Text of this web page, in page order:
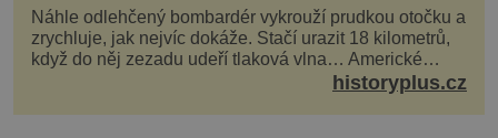
Náhle odlehčený bombardér vykrouží prudkou otočku a
zrychluje, jak nejvíc dokáže. Stačí urazit 18 kilometrů,
když do něj zezadu udeří tlaková vlna… Americké
rozhodnutí svrhnout ničivou jadernou bombu ...historyplus.cz